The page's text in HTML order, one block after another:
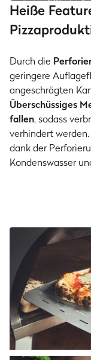
Heiße
Durch die
geringere
angeschrägten
Überschüssiges
fallen, sodass
verhindert
dank der
Kondenswasser